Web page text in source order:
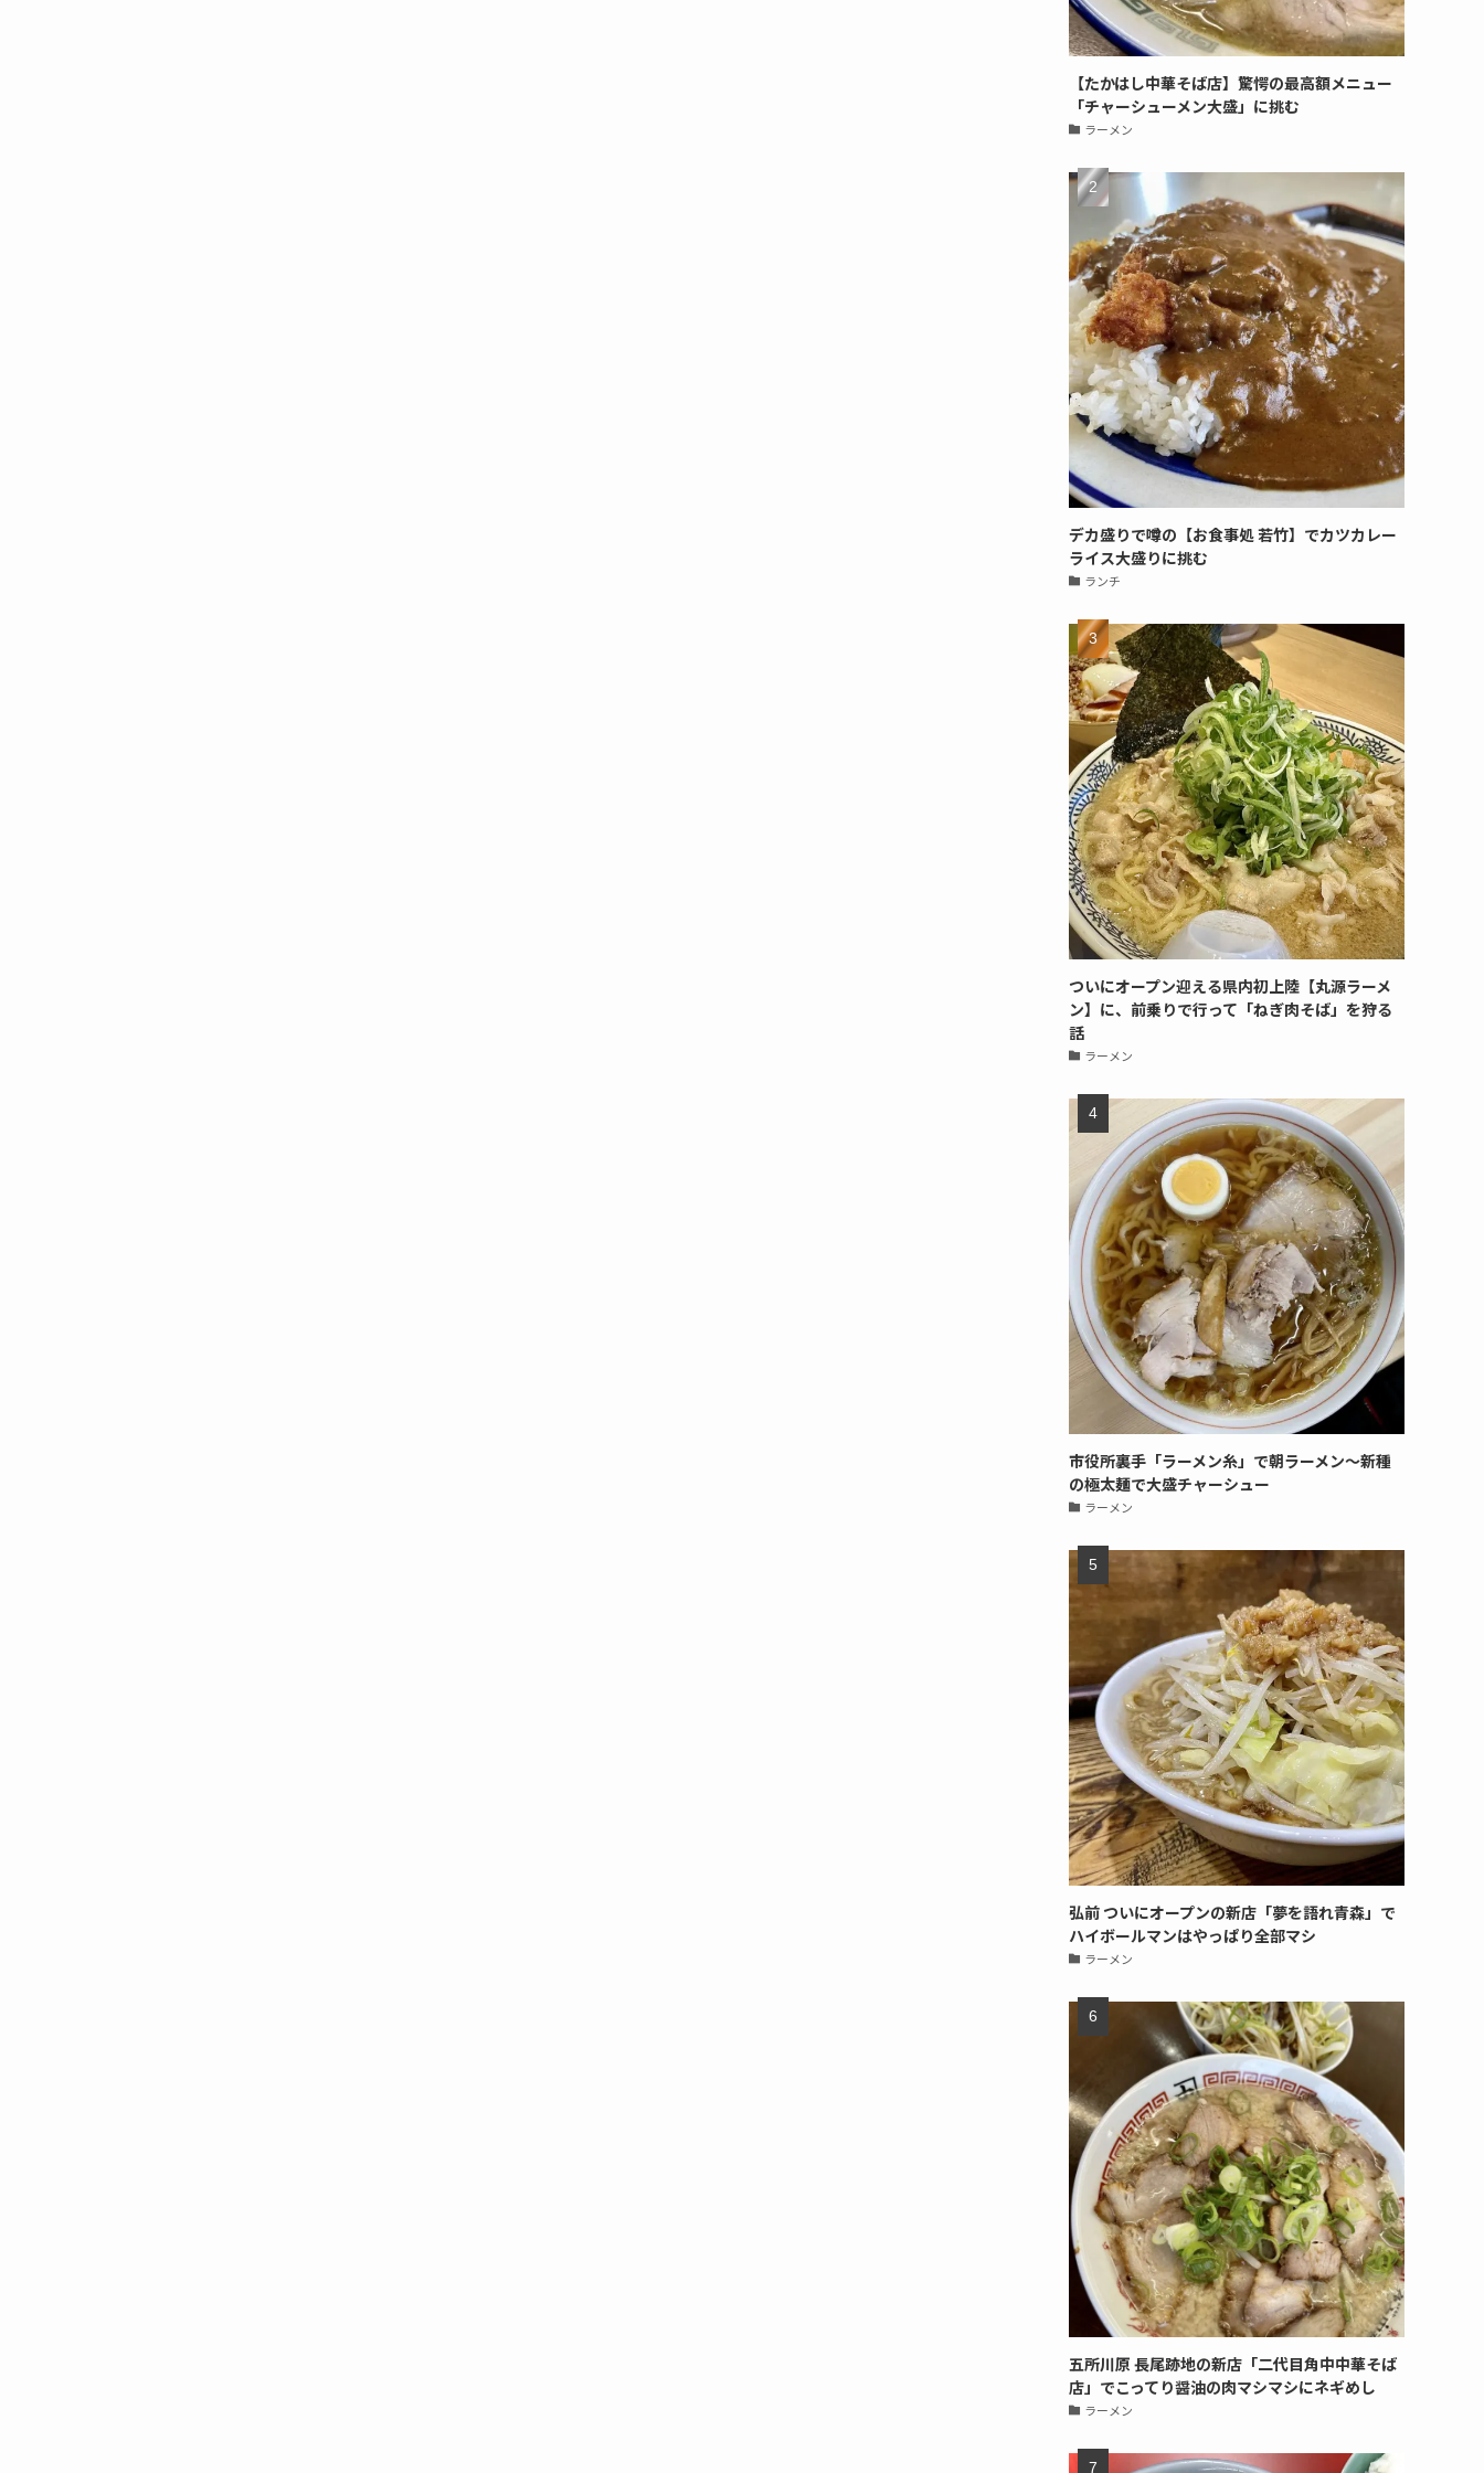
【たかはし中華そば店】驚愕の最高額メニュー
「チャーシューメン大盛」に挑む
ラーメン
デカ盛りで噂の【お食事処 若竹】でカツカレー
ライス大盛りに挑む
ランチ
ついにオープン迎える県内初上陸【丸源ラーメ
ン】に、前乗りで行って「ねぎ肉そば」を狩る
話
ラーメン
市役所裏手「ラーメン糸」で朝ラーメン〜新種
の極太麺で大盛チャーシュー
ラーメン
弘前 ついにオープンの新店「夢を語れ青森」で
ハイボールマンはやっぱり全部マシ
ラーメン
五所川原 長尾跡地の新店「二代目角中中華そば
店」でこってり醤油の肉マシマシにネギめし
ラーメン